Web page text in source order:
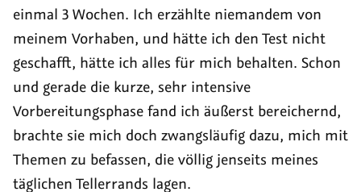
einmal 3 Wochen. Ich erzählte niemandem von
meinem Vorhaben, und hätte ich den Test nicht
geschafft, hätte ich alles für mich behalten. Schon
und gerade die kurze, sehr intensive
Vorbereitungsphase fand ich äußerst bereichernd,
brachte sie mich doch zwangsläufig dazu, mich mit
Themen zu befassen, die völlig jenseits meines
täglichen Tellerrands lagen.